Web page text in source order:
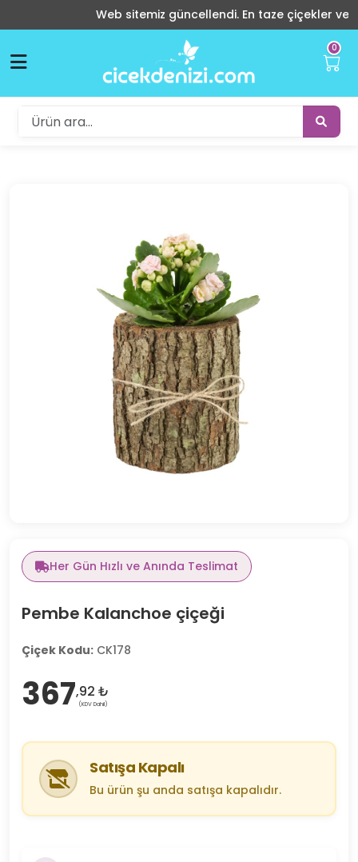
Web sitemiz güncellendi. En taze çiçekler ve
0
Her Gün Hızlı ve Anında Teslimat
Pembe Kalanchoe çiçeği
Çiçek Kodu: CK178
367,92 ₺
(KDV Dahil)
Satışa Kapalı
Bu ürün şu anda satışa kapalıdır.